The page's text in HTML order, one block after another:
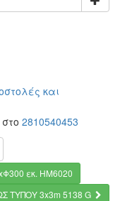
και
2810540453
εκ. HM6020
ΤΥΠΟΥ 3x3m 5138 G